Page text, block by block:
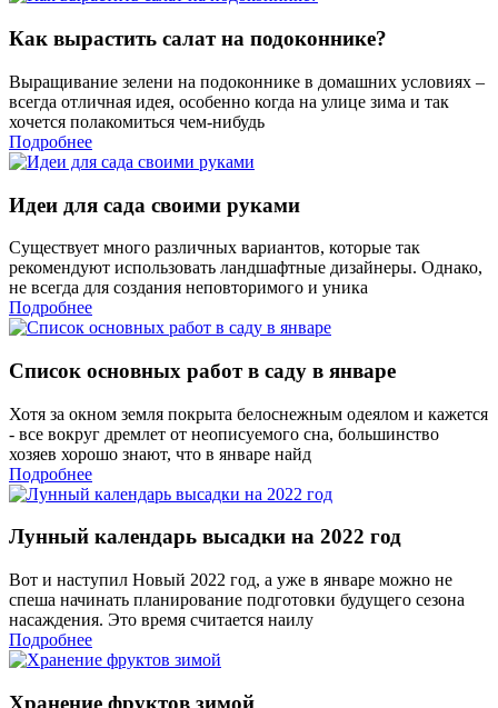
Как вырастить салат на подоконнике?
Выращивание зелени на подоконнике в домашних условиях –
всегда отличная идея, особенно когда на улице зима и так
хочется полакомиться чем-нибудь
Подробнее
Идеи для сада своими руками
Существует много различных вариантов, которые так
рекомендуют использовать ландшафтные дизайнеры. Однако,
не всегда для создания неповторимого и уника
Подробнее
Список основных работ в саду в январе
Хотя за окном земля покрыта белоснежным одеялом и кажется
- все вокруг дремлет от неописуемого сна, большинство
хозяев хорошо знают, что в январе найд
Подробнее
Лунный календарь высадки на 2022 год
Вот и наступил Новый 2022 год, а уже в январе можно не
спеша начинать планирование подготовки будущего сезона
насаждения. Это время считается наилу
Подробнее
Хранение фруктов зимой